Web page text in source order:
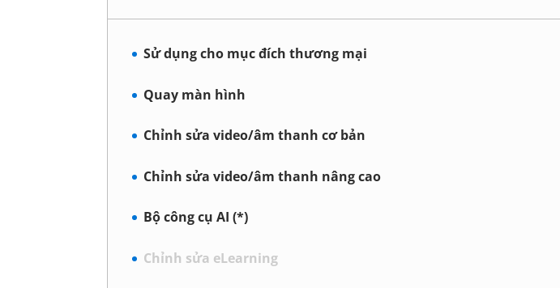
Sử dụng cho mục đích thương mại
Quay màn hình
Chỉnh sửa video/âm thanh cơ bản
Chỉnh sửa video/âm thanh nâng cao
Bộ công cụ AI (*)
Chỉnh sửa eLearning